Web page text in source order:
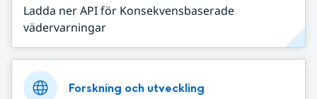
Ladda ner API för Konsekvensbaserade
vädervarningar
Forskning och utveckling